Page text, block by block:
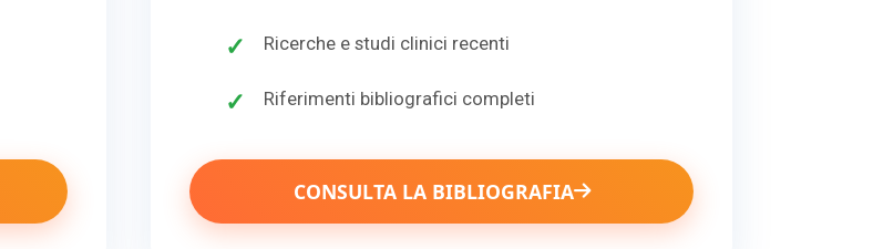
Ricerche e studi clinici recenti
Riferimenti bibliografici completi
CONSULTA LA BIBLIOGRAFIA